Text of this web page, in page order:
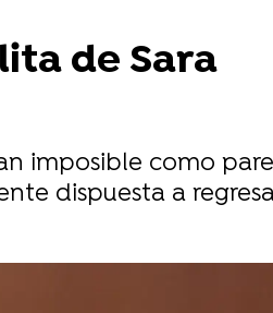
de Sara
imposible como
dispuesta a